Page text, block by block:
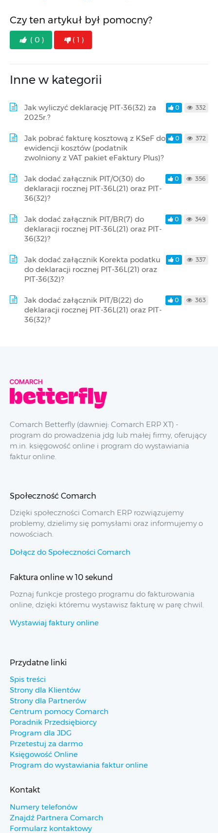
Czy ten artykuł był pomocny?
( 0 ) ( 1 )
Inne w kategorii
Jak wyliczyć deklarację PIT-36(32) za
2025r.?
0 332
Jak pobrać fakturę kosztową z KSeF do
ewidencji kosztów (podatnik
zwolniony z VAT pakiet eFaktury Plus)?
0 372
Jak dodać załącznik PIT/O(30) do
deklaracji rocznej PIT-36L(21) oraz PIT-
36(32)?
0 356
Jak dodać załącznik PIT/BR(7) do
deklaracji rocznej PIT-36L(21) oraz PIT-
36(32)?
0 349
Jak dodać załącznik Korekta podatku
do deklaracji rocznej PIT-36L(21) oraz
PIT-36(32)?
0 337
Jak dodać załącznik PIT/B(22) do
deklaracji rocznej PIT-36L(21) oraz PIT-
36(32)?
0 363
Comarch Betterfly (dawniej: Comarch ERP XT) -
program do prowadzenia jdg lub małej firmy, oferujący
m.in. księgowość online i program do wystawiania
faktur online.
Społeczność Comarch
Dzięki społeczności Comarch ERP rozwiązujemy
problemy, dzielimy się pomysłami oraz informujemy o
nowościach.
Dołącz do Społeczności Comarch
Faktura online w 10 sekund
Poznaj funkcje prostego programu do fakturowania
online, dzięki któremu wystawisz fakturę w parę chwil.
Wystawiaj faktury online
Przydatne linki
Spis treści
Strony dla Klientów
Strony dla Partnerów
Centrum pomocy Comarch
Poradnik Przedsiębiorcy
Program dla JDG
Przetestuj za darmo
Księgowość Online
Program do wystawiania faktur online
Kontakt
Numery telefonów
Znajdź Partnera Comarch
Formularz kontaktowy